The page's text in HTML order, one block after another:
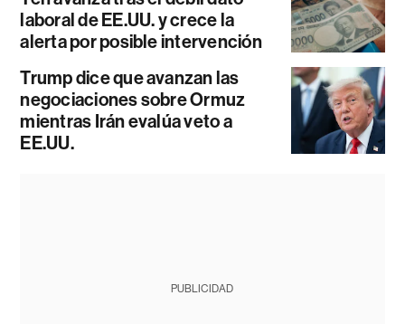
laboral de EE.UU. y crece la
alerta por posible intervención
Trump dice que avanzan las
negociaciones sobre Ormuz
mientras Irán evalúa veto a
EE.UU.
PUBLICIDAD